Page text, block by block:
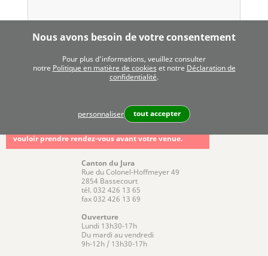
Pour toute demande technique, et pour des raisons
vouloir prendre rendez-vous avant votre venue.
Canton du Jura
Rue du Colonel-Hoffmeyer 49
2854 Bassecourt
tél. 032 426 13 65
fax 032 426 13 69
Ouverture
Lundi 13h30-17h
Du mardi au vendredi
9h-12h / 13h30-17h
Nous avons besoin de votre consentement
Pour plus d’informations, veuillez consulter
notre Politique en matière de cookies et notre Déclaration de
confidentialité.
personnaliser tout accepter